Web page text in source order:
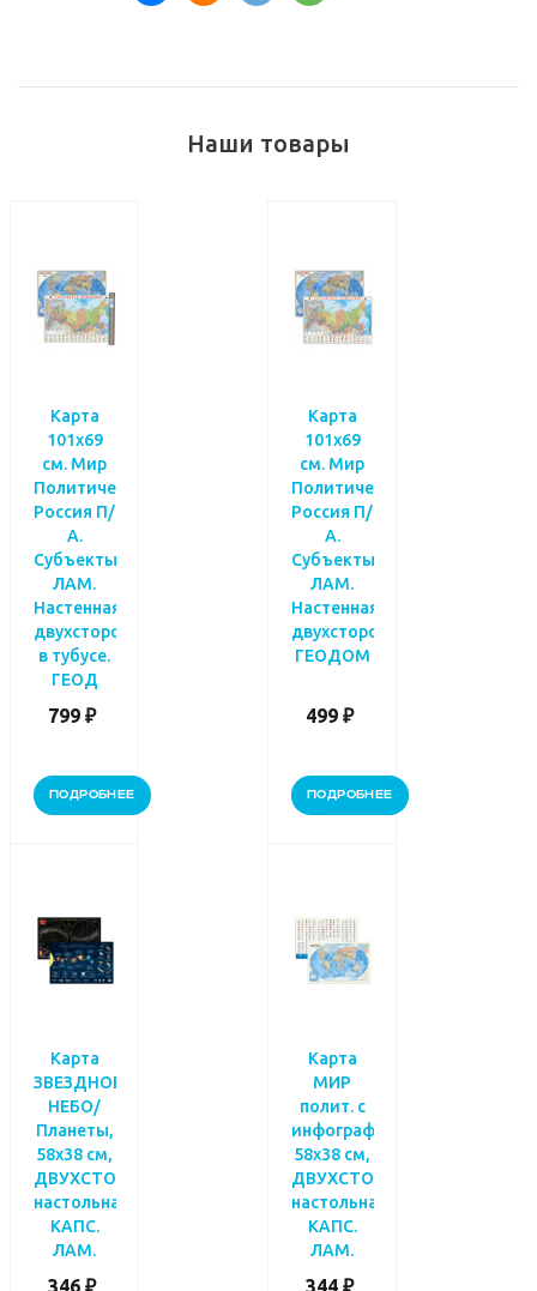
Наши товары
Карта
101х69
см. Мир
Политический.
Россия П/
А.
Субъекты.
ЛАМ.
Настенная
двухсторонняя
в тубусе.
ГЕОД
799 ₽
ПОДРОБНЕЕ
Карта
101х69
см. Мир
Политический.
Россия П/
А.
Субъекты.
ЛАМ.
Настенная
двухсторонняя.
ГЕОДОМ
499 ₽
ПОДРОБНЕЕ
Карта
ЗВЕЗДНОЕ
НЕБО/
Планеты,
58х38 см,
ДВУХСТОР.
настольная
КАПС.
ЛАМ.
346 ₽
Карта
МИР
полит. с
инфографикой,
58х38 см,
ДВУХСТОР.
настольная
КАПС.
ЛАМ.
344 ₽